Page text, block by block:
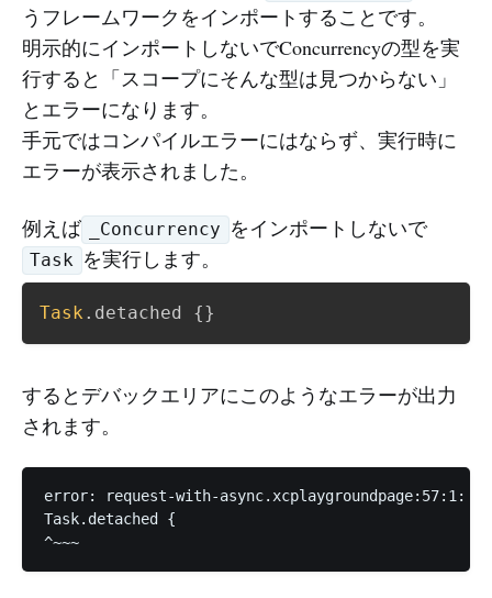
うフレームワークをインポートすることです。
明示的にインポートしないでConcurrencyの型を実
行すると「スコープにそんな型は見つからない」
とエラーになります。
手元ではコンパイルエラーにはならず、実行時に
エラーが表示されました。
例えば _Concurrency をインポートしないで
Task を実行します。
Task . detached {}
するとデバックエリアにこのようなエラーが出力
されます。
error: request-with-async.xcplaygroundpage:57:1:
Task.detached {